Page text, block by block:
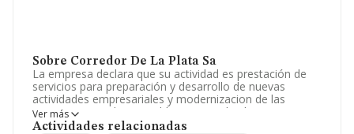
Sobre Corredor De La Plata Sa
La empresa declara que su actividad es prestación de
servicios para preparación y desarrollo de nuevas
actividades empresariales y modernizacion de las
existentes estudio y establecimiento de plantas
generales de aprovechamiento, coordinacion de
Ver más
Actividades relacionadas